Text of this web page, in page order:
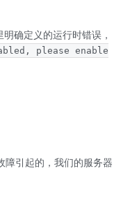
确定义的运行时错误，
please enable
障引起的，我们的服务器